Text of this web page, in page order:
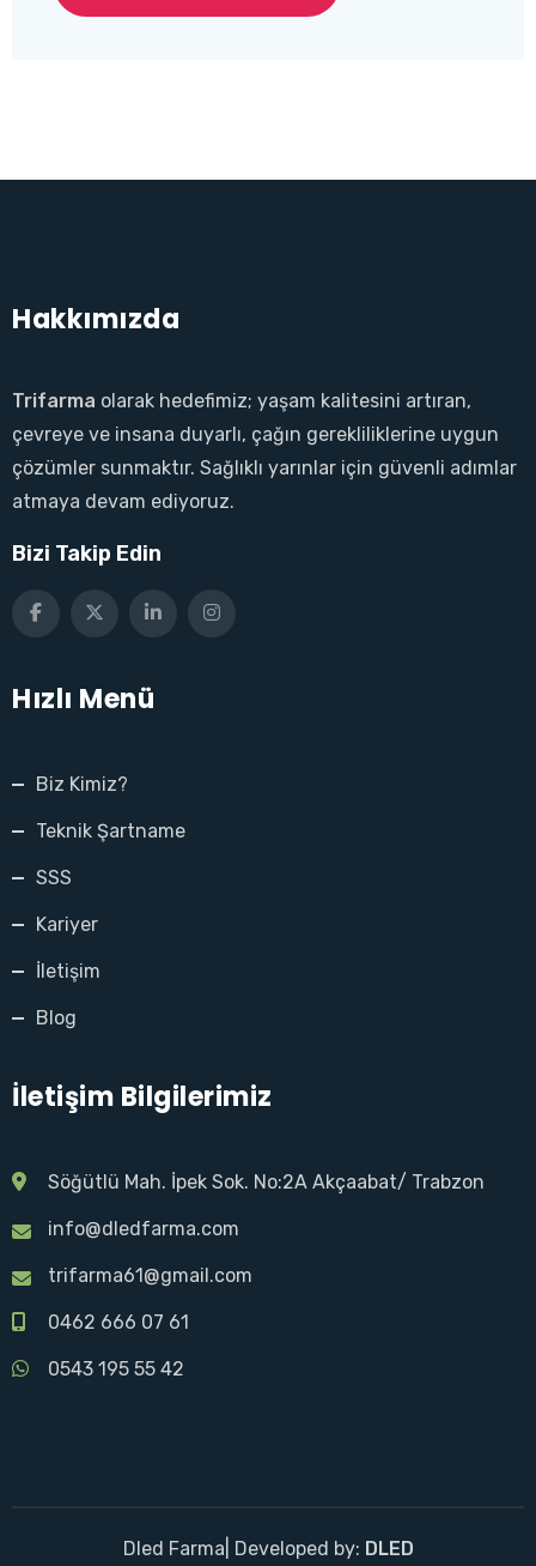
Hakkımızda
Trifarma olarak hedefimiz; yaşam kalitesini artıran,
çevreye ve insana duyarlı, çağın gerekliliklerine uygun
çözümler sunmaktır. Sağlıklı yarınlar için güvenli adımlar
atmaya devam ediyoruz.
Bizi Takip Edin
Hızlı Menü
Biz Kimiz?
Teknik Şartname
SSS
Kariyer
İletişim
Blog
İletişim Bilgilerimiz
Söğütlü Mah. İpek Sok. No:2A Akçaabat/ Trabzon
info@dledfarma.com
trifarma61@gmail.com
0462 666 07 61
0543 195 55 42
Dled Farma| Developed by: DLED